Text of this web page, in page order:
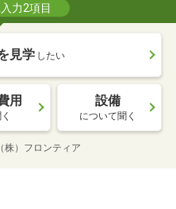
力2項目
見学 したい
用 設備
について聞く
（株）フロンティア